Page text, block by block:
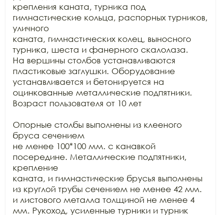
крепления каната, турника под
гимнастические кольца, распорных турников,
уличного
каната, гимнастических колец, выносного
турника, шеста и фанерного скалолаза.
На вершины столбов устанавливаются
пластиковые заглушки. Оборудование
устанавливается и бетонируется на
оцинкованные металлические подпятники.
Возраст пользователя от 10 лет
Опорные столбы выполнены из клееного
бруса сечением
не менее 100*100 мм. с канавкой
посередине. Металлические подпятники,
крепление
каната, и гимнастические брусья выполнены
из круглой трубы сечением не менее 42 мм.
и листового металла толщиной не менее 4
мм. Рукоход, усиленные турники и турник